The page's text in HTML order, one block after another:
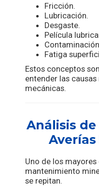
Fricción.
Lubricación.
Desgaste.
Película
Fatiga
Estos conceptos
entender las
mecánicas.
Análisis de
Uno de los
mantenimiento
se repitan.